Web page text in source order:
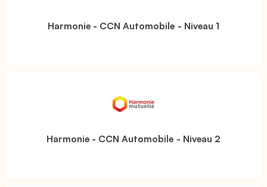
Harmonie - CCN Automobile - Niveau 1
Harmonie - CCN Automobile - Niveau 2